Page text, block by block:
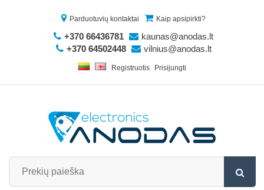
Parduotuvių kontaktai Kaip apsipirkti?
+370 66436781
kaunas@anodas.lt
+370 64502448
vilnius@anodas.lt
Registruotis Prisijungti